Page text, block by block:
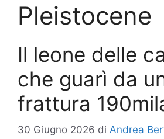
Pleistocene
Il leone delle
che guarì da
frattura
30 Giugno 2026 di Andrea